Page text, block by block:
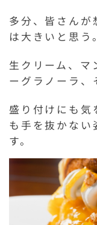
多分、皆さん
は大きいと思う。
生クリーム、マ
ーグラノーラ、
盛り付けにも気
も手を抜かない
す。